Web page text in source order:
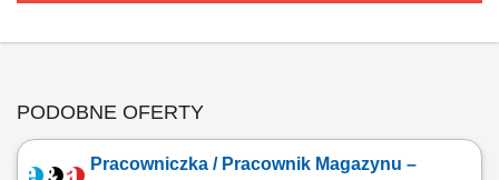
PODOBNE OFERTY
Pracowniczka / Pracownik Magazynu –